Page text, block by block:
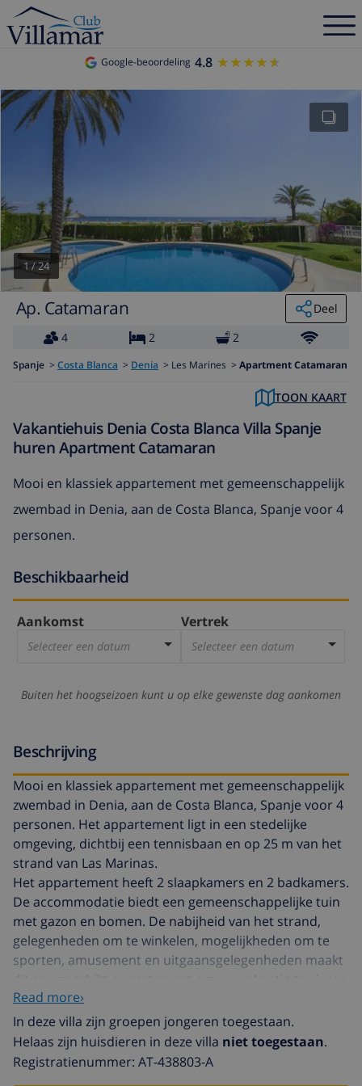
Google-beoordeling 4.8 ★★★★★
★★★★★
1 /24
Ap. Catamaran
Deel
4
2 2
Spanje > Costa Blanca > Denia > Les Marines > Apartment Catamaran
TOON KAART
Vakantiehuis Denia Costa Blanca Villa Spanje
huren Apartment Catamaran
Mooi en klassiek appartement met gemeenschappelijk
zwembad in Denia, aan de Costa Blanca, Spanje voor 4
personen.
Beschikbaarheid
Aankomst
Selecteer een datum
Vertrek
Selecteer een datum
Buiten het hoogseizoen kunt u op elke gewenste dag aankomen
Beschrijving
Mooi en klassiek appartement met gemeenschappelijk
zwembad in Denia, aan de Costa Blanca, Spanje voor 4
personen. Het appartement ligt in een stedelijke
omgeving, dichtbij een tennisbaan en op 25 m van het
strand van Las Marinas.
Het appartement heeft 2 slaapkamers en 2 badkamers.
De accommodatie biedt een gemeenschappelijke tuin
met gazon en bomen. De nabijheid van het strand,
gelegenheden om te winkelen, mogelijkheden om te
sporten, amusement en uitgaansgelegenheden maakt
met familie of vrienden.
Interieur van het appartement
Read more›
In deze villa zijn groepen jongeren toegestaan.
Helaas zijn huisdieren in deze villa niet toegestaan.
Registratienummer: AT-438803-A